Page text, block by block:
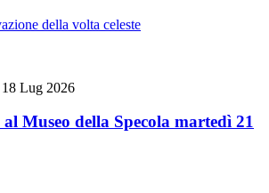
18 Lug 2026
Museo della Specola martedì 21